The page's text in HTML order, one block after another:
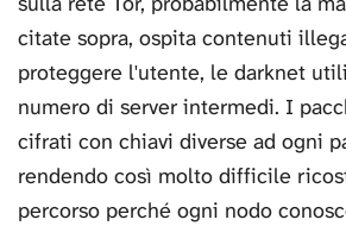
citate sopra, ospita contenuti
proteggere l'utente, le darknet
numero di server intermedi. I
cifrati con chiavi diverse ad ogni
rendendo così molto difficile
percorso perché ogni nodo